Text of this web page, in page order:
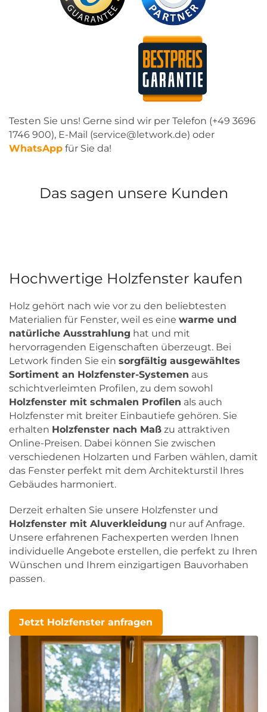
Testen Sie uns! Gerne sind wir per Telefon (+49 3696
1746 900), E-Mail (service@letwork.de) oder
WhatsApp für Sie da!
Das sagen unsere Kunden
Hochwertige Holzfenster kaufen
Holz gehört nach wie vor zu den beliebtesten
Materialien für Fenster, weil es eine warme und
natürliche Ausstrahlung hat und mit
hervorragenden Eigenschaften überzeugt. Bei
Letwork finden Sie ein sorgfältig ausgewähltes
Sortiment an Holzfenster-Systemen aus
schichtverleimten Profilen, zu dem sowohl
Holzfenster mit schmalen Profilen als auch
Holzfenster mit breiter Einbautiefe gehören. Sie
erhalten Holzfenster nach Maß zu attraktiven
Online-Preisen. Dabei können Sie zwischen
verschiedenen Holzarten und Farben wählen, damit
das Fenster perfekt mit dem Architekturstil Ihres
Gebäudes harmoniert.
Derzeit erhalten Sie unsere Holzfenster und
Holzfenster mit Aluverkleidung nur auf Anfrage.
Unsere erfahrenen Fachexperten werden Ihnen
individuelle Angebote erstellen, die perfekt zu Ihren
Wünschen und Ihrem einzigartigen Bauvorhaben
passen.
Jetzt Holzfenster anfragen